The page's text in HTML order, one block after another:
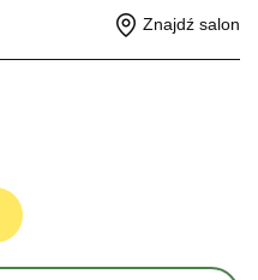
Znajdź salon